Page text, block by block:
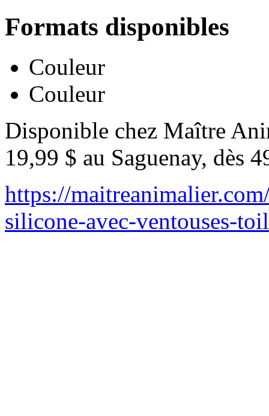
Formats disponibles
Couleur
Couleur
Disponible chez Maître
19,99 $ au Saguenay, dès
https://
silicone-avec-ventouses-